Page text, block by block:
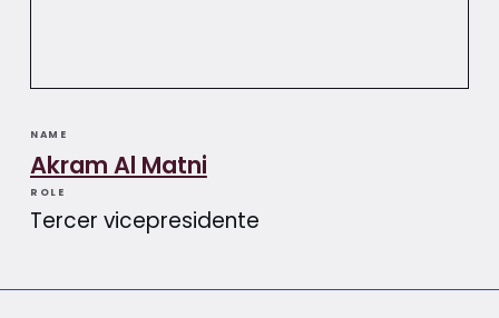
NAME
Akram Al Matni
ROLE
Tercer vicepresidente